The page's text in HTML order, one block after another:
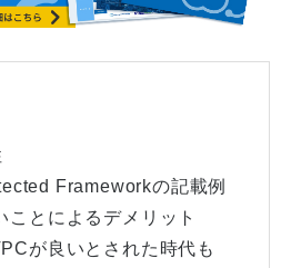
Frameworkの記載例
ことによるデメリット
が良いとされた時代も